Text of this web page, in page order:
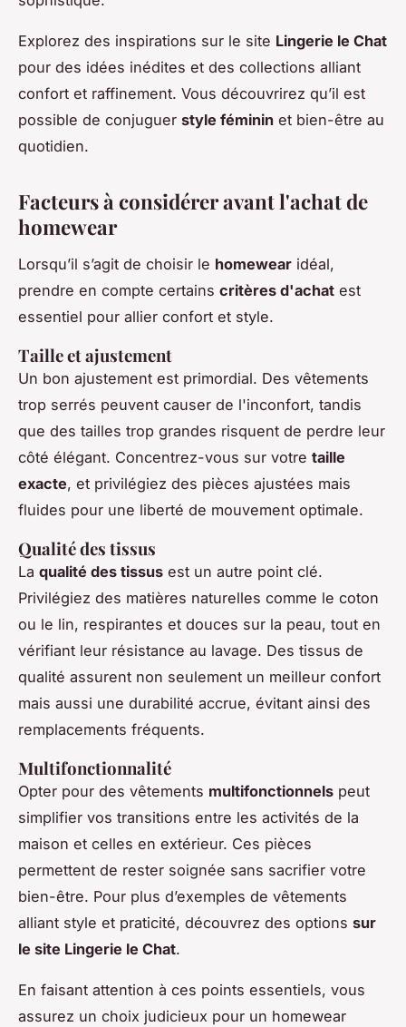
Explorez des inspirations sur le site Lingerie le Chat
pour des idées inédites et des collections alliant
confort et raffinement. Vous découvrirez qu’il est
possible de conjuguer style féminin et bien-être au
quotidien.
Facteurs à considérer avant l'achat de
homewear
Lorsqu’il s’agit de choisir le homewear idéal,
prendre en compte certains critères d'achat est
essentiel pour allier confort et style.
Taille et ajustement
Un bon ajustement est primordial. Des vêtements
trop serrés peuvent causer de l'inconfort, tandis
que des tailles trop grandes risquent de perdre leur
côté élégant. Concentrez-vous sur votre taille
exacte, et privilégiez des pièces ajustées mais
fluides pour une liberté de mouvement optimale.
Qualité des tissus
La qualité des tissus est un autre point clé.
Privilégiez des matières naturelles comme le coton
ou le lin, respirantes et douces sur la peau, tout en
vérifiant leur résistance au lavage. Des tissus de
qualité assurent non seulement un meilleur confort
mais aussi une durabilité accrue, évitant ainsi des
remplacements fréquents.
Multifonctionnalité
Opter pour des vêtements multifonctionnels peut
simplifier vos transitions entre les activités de la
maison et celles en extérieur. Ces pièces
permettent de rester soignée sans sacrifier votre
bien-être. Pour plus d’exemples de vêtements
alliant style et praticité, découvrez des options sur
le site Lingerie le Chat.
En faisant attention à ces points essentiels, vous
assurez un choix judicieux pour un homewear